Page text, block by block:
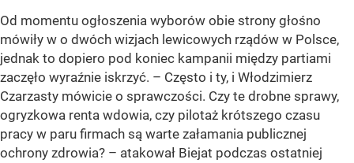
Od momentu ogłoszenia wyborów obie strony głośno
mówiły w o dwóch wizjach lewicowych rządów w Polsce,
jednak to dopiero pod koniec kampanii między partiami
zaczęło wyraźnie iskrzyć. – Często i ty, i Włodzimierz
Czarzasty mówicie o sprawczości. Czy te drobne sprawy,
ogryzkowa renta wdowia, czy pilotaż krótszego czasu
pracy w paru firmach są warte załamania publicznej
ochrony zdrowia? – atakował Biejat podczas ostatniej